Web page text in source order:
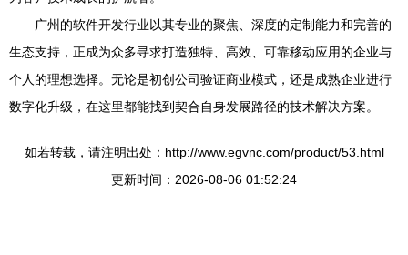
广州的软件开发行业以其专业的聚焦、深度的定制能力和完善的
生态支持，正成为众多寻求打造独特、高效、可靠移动应用的企业与
个人的理想选择。无论是初创公司验证商业模式，还是成熟企业进行
数字化升级，在这里都能找到契合自身发展路径的技术解决方案。
如若转载，请注明出处：http://www.egvnc.com/product/53.html
更新时间：2026-08-06 01:52:24